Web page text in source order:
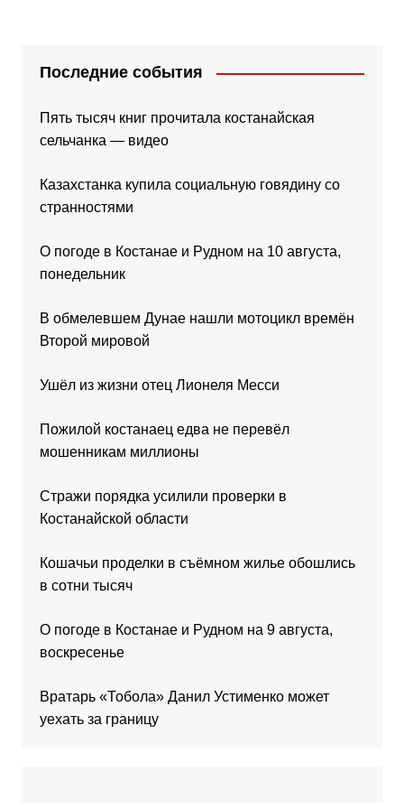
Последние события
Пять тысяч книг прочитала костанайская
сельчанка — видео
Казахстанка купила социальную говядину со
странностями
О погоде в Костанае и Рудном на 10 августа,
понедельник
В обмелевшем Дунае нашли мотоцикл времён
Второй мировой
Ушёл из жизни отец Лионеля Месси
Пожилой костанаец едва не перевёл
мошенникам миллионы
Стражи порядка усилили проверки в
Костанайской области
Кошачьи проделки в съёмном жилье обошлись
в сотни тысяч
О погоде в Костанае и Рудном на 9 августа,
воскресенье
Вратарь «Тобола» Данил Устименко может
уехать за границу